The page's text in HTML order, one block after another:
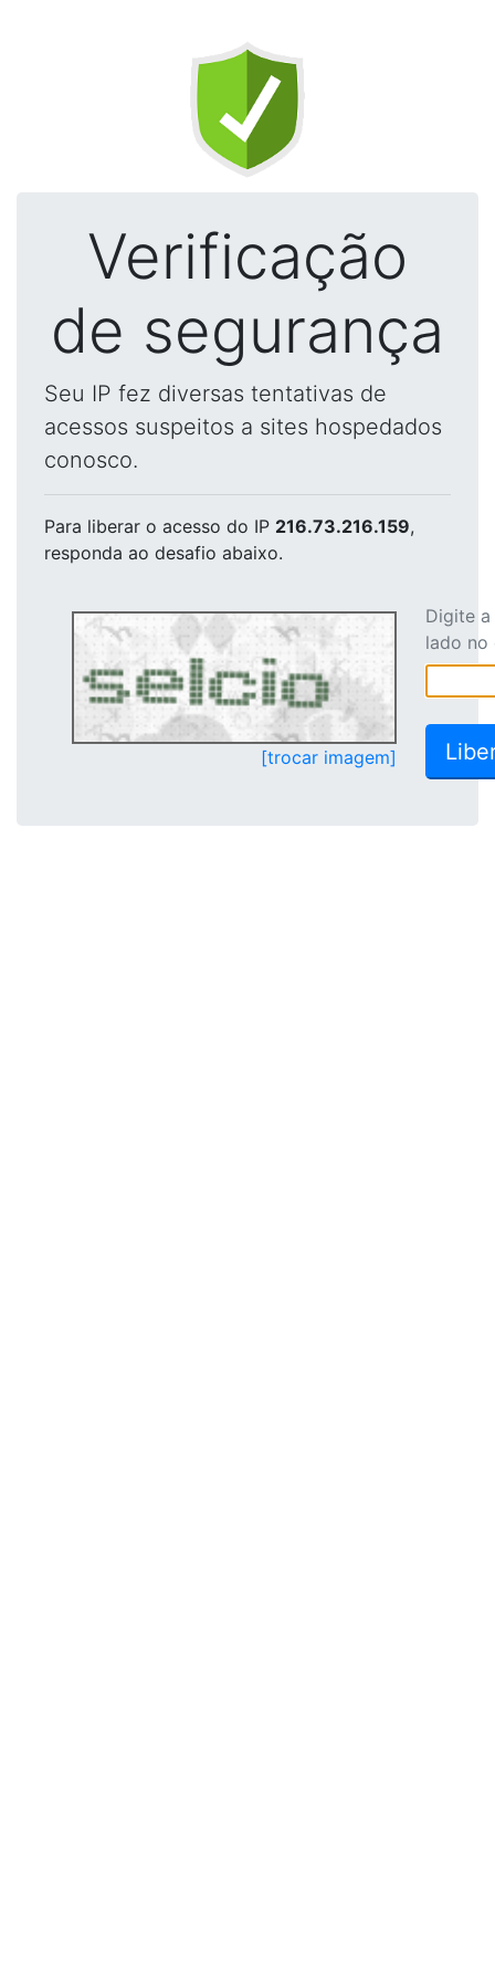
Verificação
de segurança
Seu IP fez diversas tentativas de
acessos suspeitos a sites hospedados
conosco.
Para liberar o acesso do IP 216.73.216.159,
responda ao desafio abaixo.
[trocar imagem]
Digite
lado no